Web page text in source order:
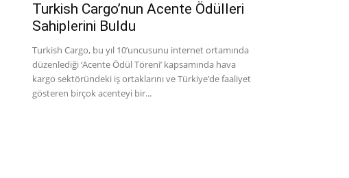
Turkish Cargo’nun Acente Ödülleri
Sahiplerini Buldu
Turkish Cargo, bu yıl 10’uncusunu internet ortamında
düzenlediği ‘Acente Ödül Töreni’ kapsamında hava
kargo sektöründeki iş ortaklarını ve Türkiye’de faaliyet
gösteren birçok acenteyi bir...